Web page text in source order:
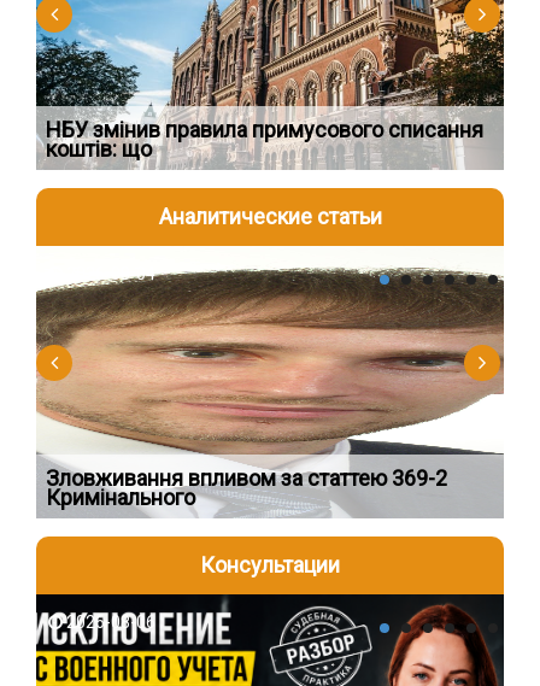
НБУ змінив правила примусового списання
коштів: що
Аналитические статьи
2026-08-04
Зловживання впливом за статтею 369-2
Кримінального
Консультации
2026-08-06